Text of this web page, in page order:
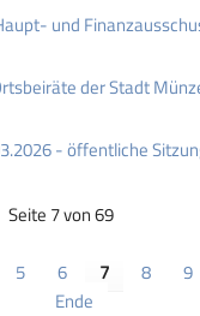
und
der Stadt
- öffentliche
Seite 7 von 69
5 6 7 8 9
Ende